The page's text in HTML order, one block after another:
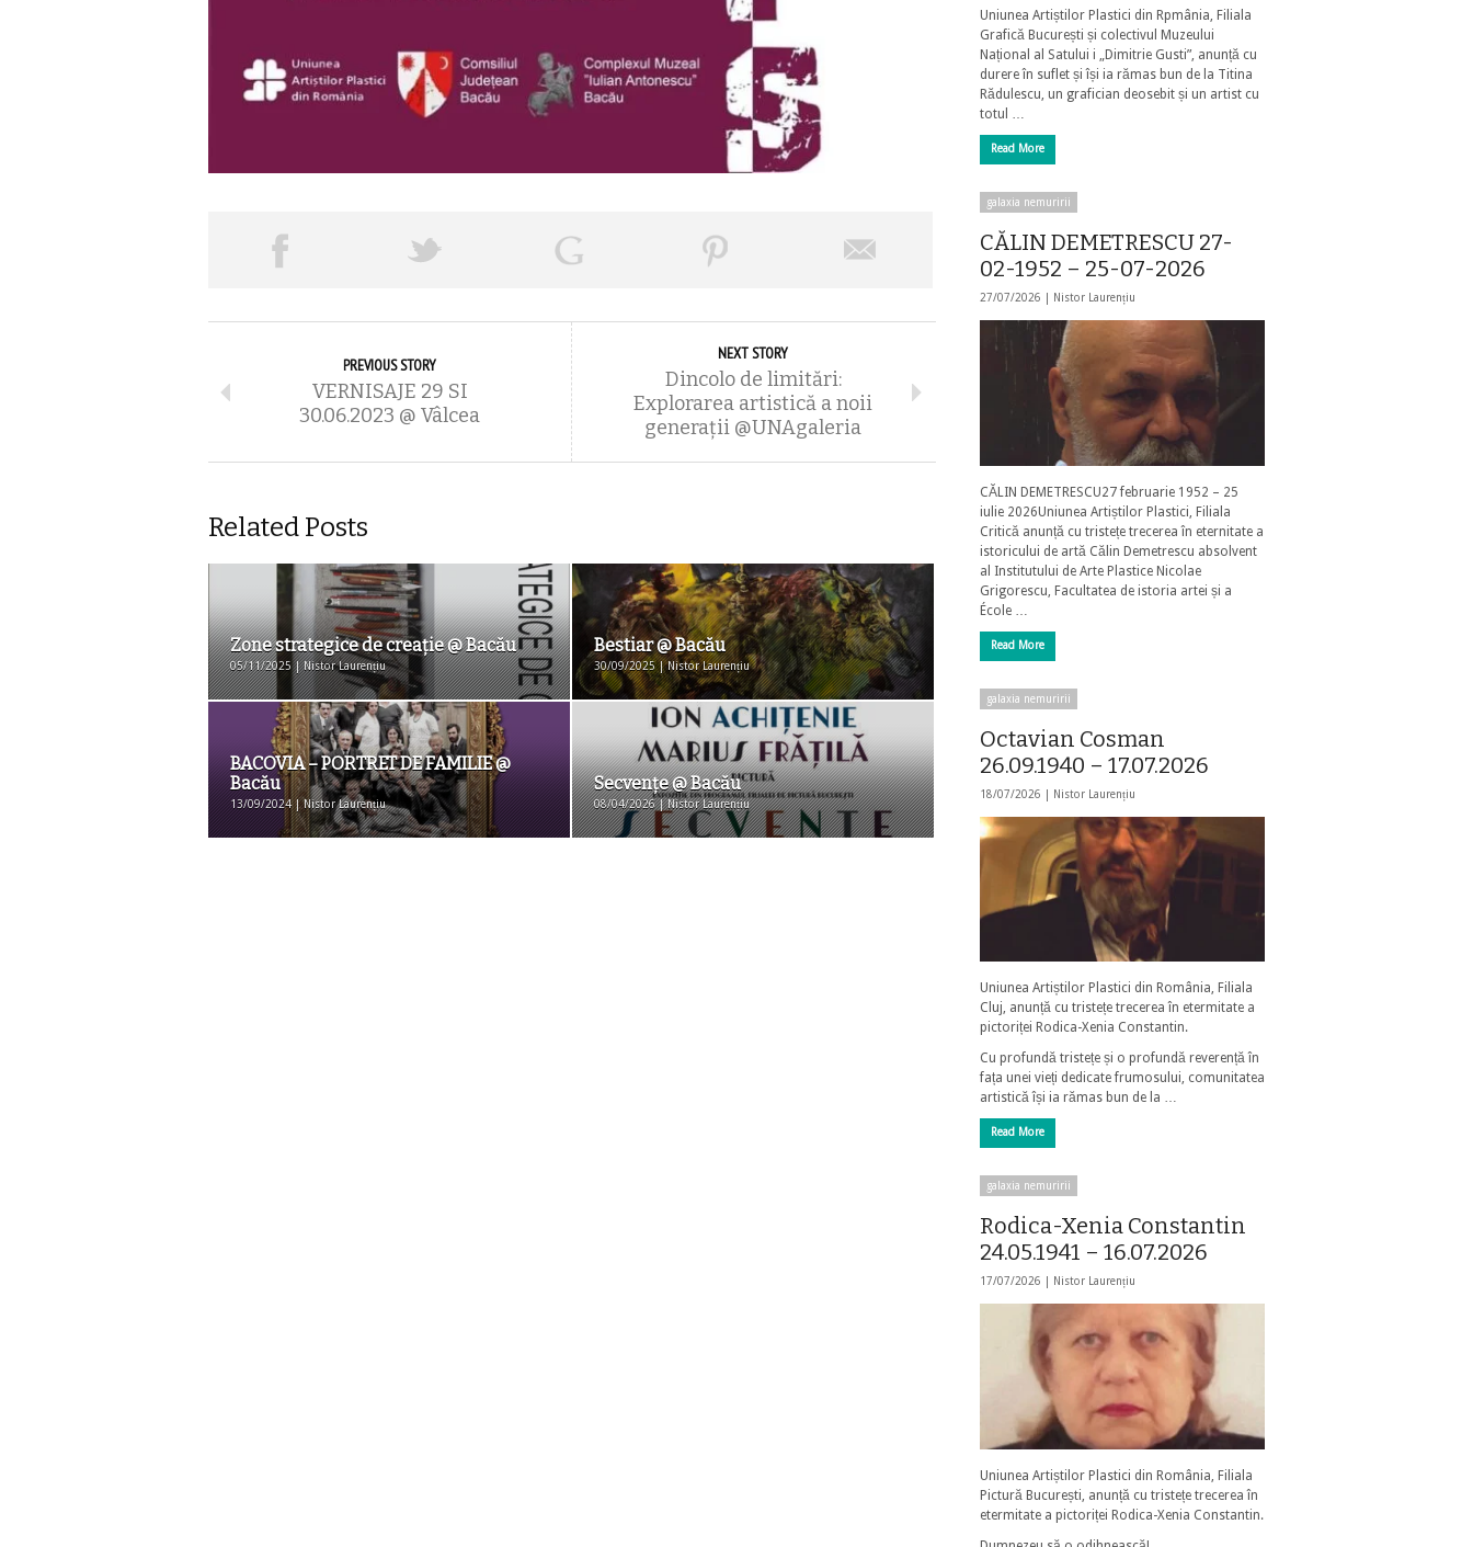
PREVIOUS STORY
VERNISAJE 29 SI
30.06.2023 @ Vâlcea
NEXT STORY
Dincolo de limitări:
Explorarea artistică a noii
generații @UNAgaleria
Related Posts
Zone strategice de creaţie @ Bacău
05/11/2025 | Nistor Laurențiu
Bestiar @ Bacău
30/09/2025 | Nistor Laurențiu
BACOVIA – PORTRET DE FAMILIE @
Bacău
13/09/2024 | Nistor Laurențiu
Secvențe @ Bacău
08/04/2026 | Nistor Laurențiu
Uniunea Artiștilor Plastici din Rpmânia, Filiala
Grafică București și colectivul Muzeului
Național al Satului i „Dimitrie Gusti”, anunță cu
durere în suflet și își ia rămas bun de la Titina
Rădulescu, un grafician deosebit și un artist cu
totul …
Read More
galaxia nemuririi
CĂLIN DEMETRESCU 27-
02-1952 – 25-07-2026
27/07/2026 | Nistor Laurențiu
CĂLIN DEMETRESCU27 februarie 1952 – 25
iulie 2026Uniunea Artiștilor Plastici, Filiala
Critică anunță cu tristețe trecerea în eternitate a
istoricului de artă Călin Demetrescu absolvent
al Institutului de Arte Plastice Nicolae
Grigorescu, Facultatea de istoria artei și a
École …
Read More
galaxia nemuririi
Octavian Cosman
26.09.1940 – 17.07.2026
18/07/2026 | Nistor Laurențiu
Uniunea Artiștilor Plastici din România, Filiala
Cluj, anunță cu tristețe trecerea în etermitate a
pictoriței Rodica-Xenia Constantin.
Cu profundă tristețe și o profundă reverență în
fața unei vieți dedicate frumosului, comunitatea
artistică își ia rămas bun de la …
Read More
galaxia nemuririi
Rodica-Xenia Constantin
24.05.1941 – 16.07.2026
17/07/2026 | Nistor Laurențiu
Uniunea Artiștilor Plastici din România, Filiala
Pictură București, anunță cu tristețe trecerea în
etermitate a pictoriței Rodica-Xenia Constantin.